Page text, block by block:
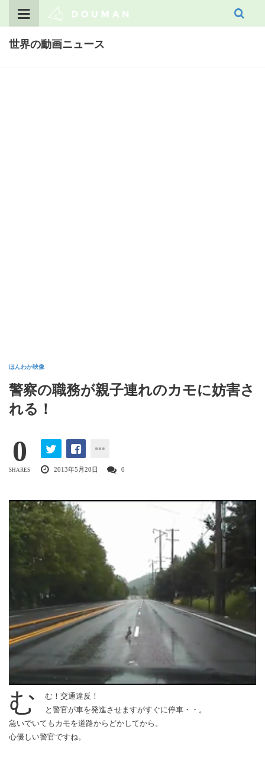
世界の動画ニュース
ほんわか映像
警察の職務が親子連れのカモに妨害さ
れる！
0
SHARES 2013年5月20日 0
む
む！交通違反！
と警官が車を発進させますがすぐに停車・・。
急いでいてもカモを道路からどかしてから。
心優しい警官ですね。